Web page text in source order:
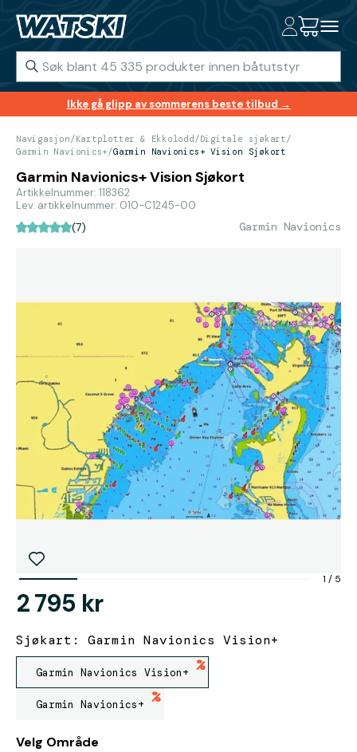
Ikke gå glipp av sommerens beste tilbud →
Navigasjon/Kartplotter & Ekkolodd /Digitale sjøkart /
Garmin Navionics+/Garmin Navionics+ Vision Sjøkort
Garmin Navionics+ Vision Sjøkort
Artikkelnummer: 118362
Lev. artikkelnummer: 010-C1245-00
(7) Garmin Navionics
1 / 5
2 795 kr
Sjøkart: Garmin Navionics Vision+
Garmin Navionics Vision+ %
Garmin Navionics+ %
Velg Område